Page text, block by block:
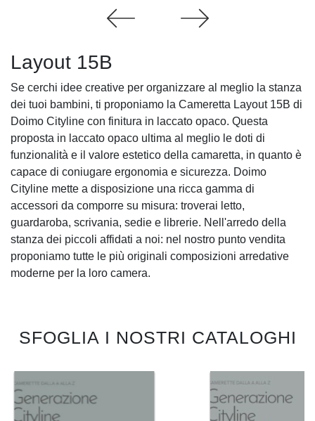
Layout 15B
Se cerchi idee creative per organizzare al meglio la stanza
dei tuoi bambini, ti proponiamo la Cameretta Layout 15B di
Doimo Cityline con finitura in laccato opaco. Questa
proposta in laccato opaco ultima al meglio le doti di
funzionalità e il valore estetico della camaretta, in quanto è
capace di coniugare ergonomia e sicurezza. Doimo
Cityline mette a disposizione una ricca gamma di
accessori da comporre su misura: troverai letto,
guardaroba, scrivania, sedie e librerie. Nell'arredo della
stanza dei piccoli affidati a noi: nel nostro punto vendita
proponiamo tutte le più originali composizioni arredative
moderne per la loro camera.
SFOGLIA I NOSTRI CATALOGHI